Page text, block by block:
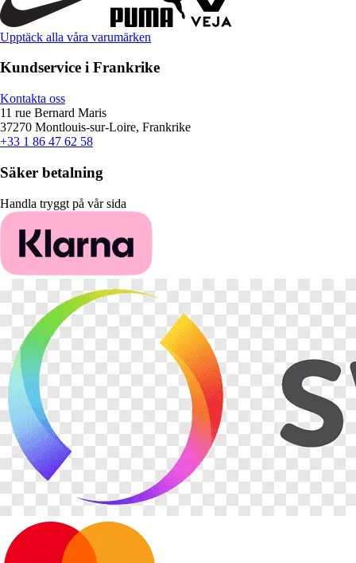
Upptäck alla våra varumärken
Kundservice i Frankrike
Kontakta oss
11 rue Bernard Maris
37270 Montlouis-sur-Loire, Frankrike
+33 1 86 47 62 58
Säker betalning
Handla tryggt på vår sida